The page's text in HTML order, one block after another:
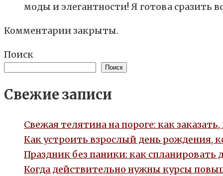
моды и элегантности! Я готова сразить
Комментарии закрыты.
Поиск
Поиск
Свежие записи
Свежая телятина на пороге: как
Как устроить взрослый день рождения,
Праздник без паники: как
Когда действительно нужны курсы